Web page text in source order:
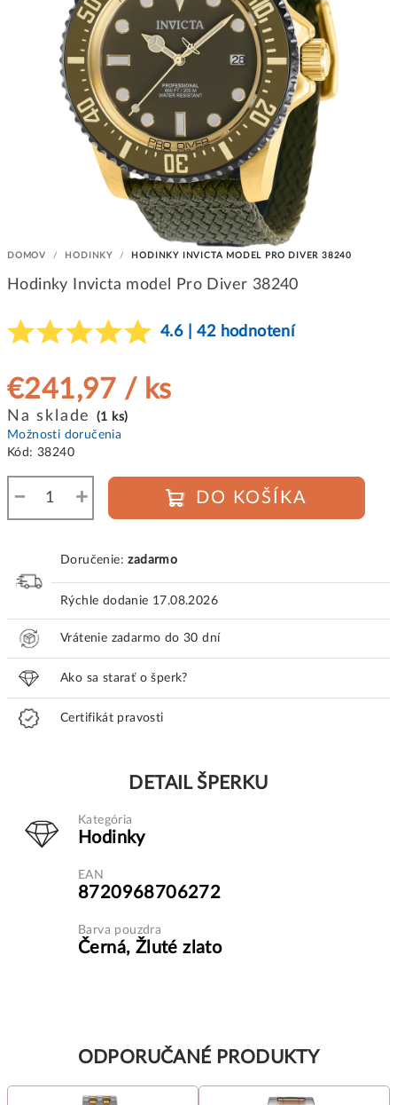
DOMOV / HODINKY / HODINKY INVICTA MODEL PRO DIVER 38240
Hodinky Invicta model Pro Diver 38240
4.6 | 42 hodnotení
€241,97 / ks
Jednotková
cena:
Na sklade
(1 ks)
Možnosti doručenia
Kód: 38240
+
− DO KOŠÍKA
Doručenie:zadarmo
Rýchle dodanie 17.08.2026
Vrátenie zadarmo do 30 dní
Ako sa starať o šperk?
Certifikát pravosti
DETAIL ŠPERKU
Kategória
Hodinky
EAN
8720968706272
Barva pouzdra
Černá, Žluté zlato
ODPORUČANÉ PRODUKTY